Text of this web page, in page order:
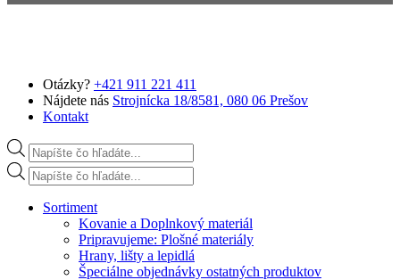
Otázky? +421 911 221 411
Nájdete nás Strojnícka 18/8581, 080 06 Prešov
Kontakt
Products search
Products search
Sortiment
Kovanie a Doplnkový materiál
Pripravujeme: Plošné materiály
Hrany, lišty a lepidlá
Špeciálne objednávky ostatných produktov